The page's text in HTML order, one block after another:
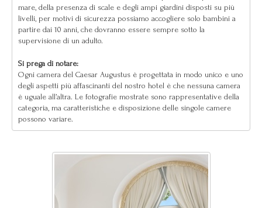
mare, della presenza di scale e degli ampi giardini disposti su più
livelli, per motivi di sicurezza possiamo accogliere solo bambini a
partire dai 10 anni, che dovranno essere sempre sotto la
supervisione di un adulto.
Si prega di notare:
Ogni camera del Caesar Augustus è progettata in modo unico e uno
degli aspetti più affascinanti del nostro hotel è che nessuna camera
è uguale all’altra. Le fotografie mostrate sono rappresentative della
categoria, ma caratteristiche e disposizione delle singole camere
possono variare.